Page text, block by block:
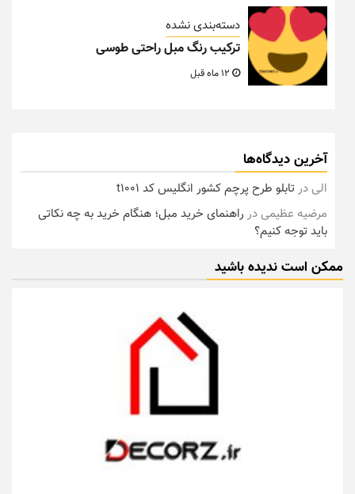
دسته‌بندی نشده
ترکیب رنگ مبل راحتی طوسی
آخرین دیدگاه‌ها
الیدرتابلو طرح پرچم کشور انگلیس کد t1001
مرضیه عظیمیدر راهنمای خرید مبل؛ هنگام خرید به چه نکاتی
باید توجه کنیم؟
ممکن است ندیده باشید